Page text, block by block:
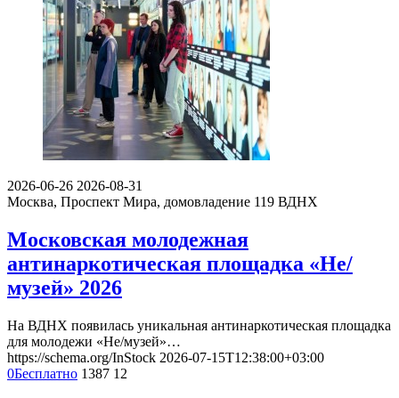
2026-06-26 2026-08-31
Москва, Проспект Мира, домовладение 119 ВДНХ
Московская молодежная
антинаркотическая площадка «Не/
музей» 2026
На ВДНХ появилась уникальная антинаркотическая площадка
для молодежи «Не/музей»…
https://schema.org/InStock 2026-07-15T12:38:00+03:00
0Бесплатно 1387 12